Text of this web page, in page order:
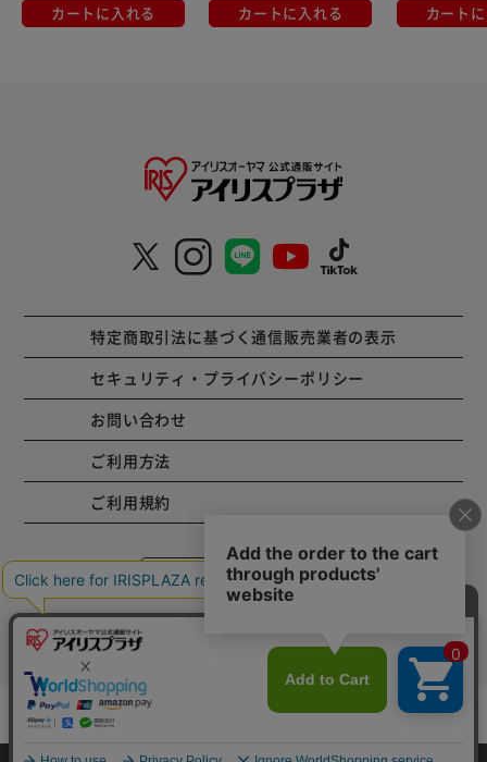
カートに入れる カートに入れる カート
特定商取引法に基づく通信販売業者の表示
セキュリティ・プライバシーポリシー
お問い合わせ
ご利用方法
ご利用規約
コーポレートサイト
Copyright © 2001 IRISPLAZA. ALL Rights Reserved.